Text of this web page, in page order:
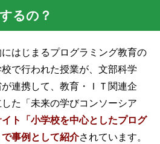
るの？
はじまるプログラミング教育の
で行われた授業が、文部科学
連携して、教育・ＩＴ関連企
た「未来の学びコンソーシア
ト「小学校を中心としたプログ
事例として紹介されています。